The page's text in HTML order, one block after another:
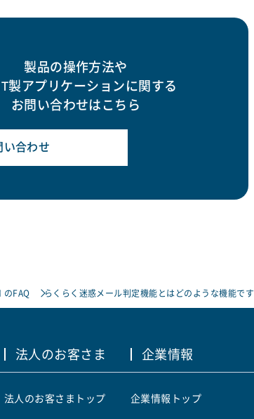
製品の操作方法や
製アプリケーションに関する
お問い合わせはこちら
い合わせ
のFAQ らくらく迷惑メール判定機能とはどのような機能で
法人のお客さま
法人のお客さまトップ
企業情報
企業情報トップ